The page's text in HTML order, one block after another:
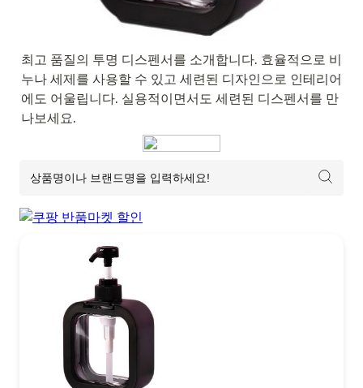
최고 품질의 투명 디스펜서를 소개합니다. 효율적으로 비
누나 세제를 사용할 수 있고 세련된 디자인으로 인테리어
에도 어울립니다. 실용적이면서도 세련된 디스펜서를 만
나보세요.